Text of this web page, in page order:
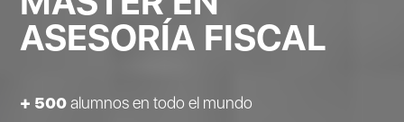
ASESORÍA FISCAL
+ 500alumnos en todo el mundo